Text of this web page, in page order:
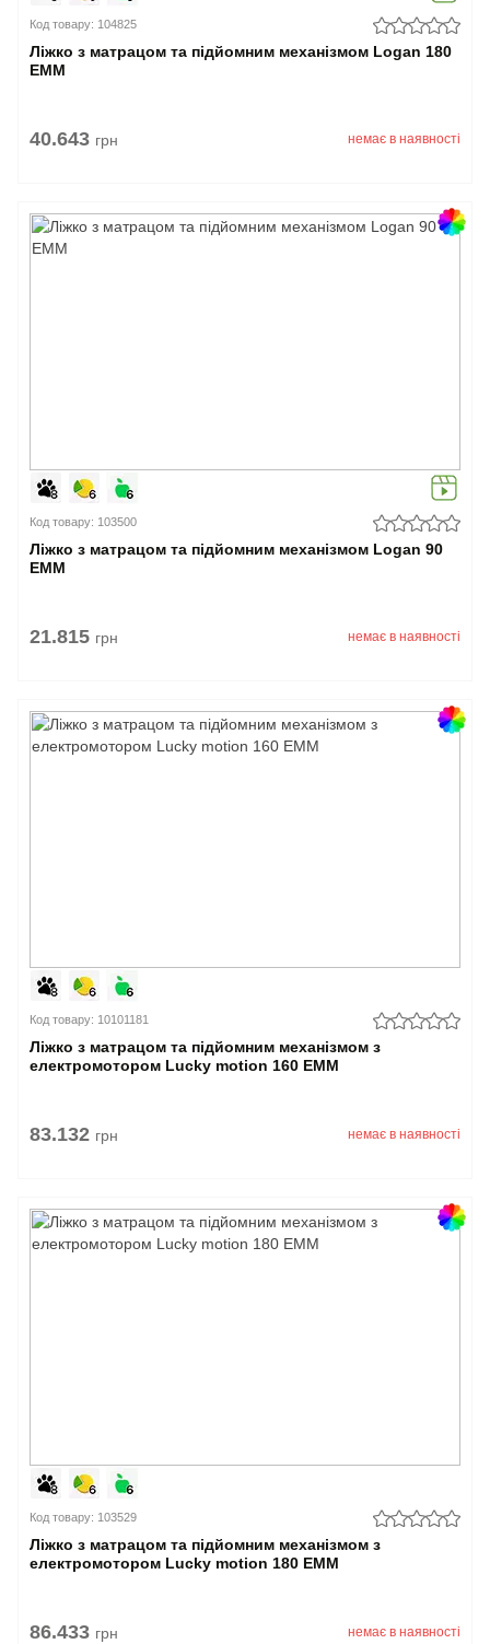
Код товару: 104825
Ліжко з матрацом та підйомним механізмом Logan 180
EMM
40.643 грн немає в наявності
Код товару: 103500
Ліжко з матрацом та підйомним механізмом Logan 90
EMM
21.815 грн немає в наявності
Код товару: 10101181
Ліжко з матрацом та підйомним механізмом з
електромотором Lucky motion 160 EMM
83.132 грн немає в наявності
Код товару: 103529
Ліжко з матрацом та підйомним механізмом з
електромотором Lucky motion 180 EMM
86.433 грн немає в наявності